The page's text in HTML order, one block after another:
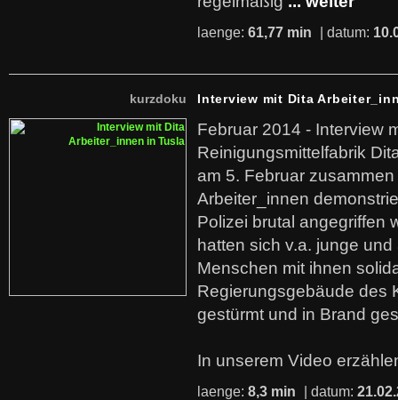
laenge: 61,77 min | datum:
kurzdoku Interview mit Dita
Februar 2014 - Interview
Reinigungsmittelfabrik
am 5. Februar
Arbeiter_innen
Polizei brutal angegriffen
hatten sich v.a. junge
Menschen mit ihnen
Regierungsgebäude des
gestürmt und in Brand
In unserem Video
laenge: 8,3 min | datum: